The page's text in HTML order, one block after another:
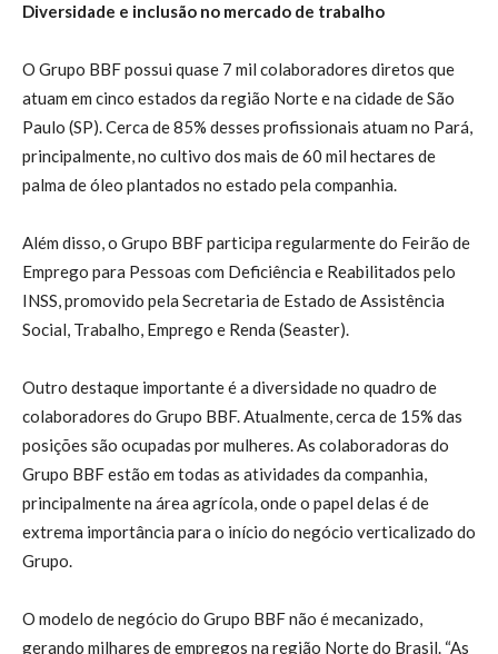
Diversidade e inclusão no mercado de trabalho
O Grupo BBF possui quase 7 mil colaboradores diretos que
atuam em cinco estados da região Norte e na cidade de São
Paulo (SP). Cerca de 85% desses profissionais atuam no Pará,
principalmente, no cultivo dos mais de 60 mil hectares de
palma de óleo plantados no estado pela companhia.
Além disso, o Grupo BBF participa regularmente do Feirão de
Emprego para Pessoas com Deficiência e Reabilitados pelo
INSS, promovido pela Secretaria de Estado de Assistência
Social, Trabalho, Emprego e Renda (Seaster).
Outro destaque importante é a diversidade no quadro de
colaboradores do Grupo BBF. Atualmente, cerca de 15% das
posições são ocupadas por mulheres. As colaboradoras do
Grupo BBF estão em todas as atividades da companhia,
principalmente na área agrícola, onde o papel delas é de
extrema importância para o início do negócio verticalizado do
Grupo.
O modelo de negócio do Grupo BBF não é mecanizado,
gerando milhares de empregos na região Norte do Brasil. “As